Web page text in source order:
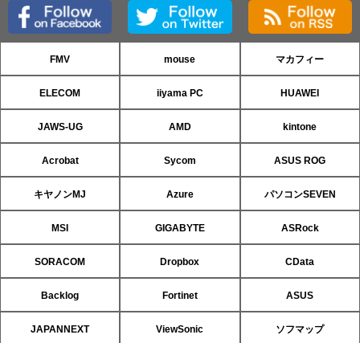
FMV mouse マカフィー
ELECOM iiyama PC HUAWEI
JAWS-UG AMD kintone
Acrobat Sycom ASUS ROG
キヤノンMJ Azure パソコンSEVEN
MSI GIGABYTE ASRock
SORACOM Dropbox CData
Backlog Fortinet ASUS
JAPANNEXT ViewSonic ソフマップ